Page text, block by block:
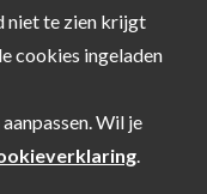
niet te zien krijgt
cookies ingeladen
Wil je
.